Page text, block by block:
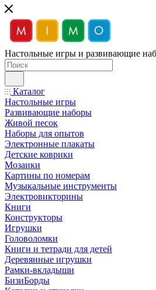
Настольные игры и развивающие
Каталог
Настольные игры
Развивающие наборы
Живой песок
Наборы для опытов
Электронные плакаты
Детские коврики
Мозаики
Картины по номерам
Музыкальные инструменты
Электровикторины
Книги
Конструкторы
Игрушки
Головоломки
Книги и тетради для детей
Деревянные игрушки
Рамки-вкладыши
БизиБорды